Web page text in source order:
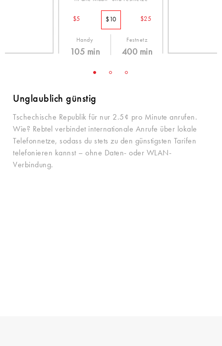
$5 $10 $25
Handy
105 min
Festnetz
400 min
Unglaublich günstig
Tschechische Republik für nur 2.5¢ pro Minute anrufen.
Wie? Rebtel verbindet internationale Anrufe über lokale
Telefonnetze, sodass du stets zu den günstigsten Tarifen
telefonieren kannst – ohne Daten- oder WLAN-
Verbindung.